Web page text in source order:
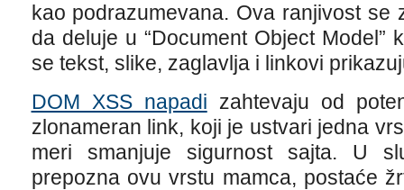
kao podrazumevana. Ova ranjivost se
da deluje u “Document Object Model”
se tekst, slike, zaglavlja i linkovi
DOM XSS napadi zahtevaju od
zlonameran link, koji je ustvari jedna
meri smanjuje sigurnost sajta. U
prepozna ovu vrstu mamca, postaće